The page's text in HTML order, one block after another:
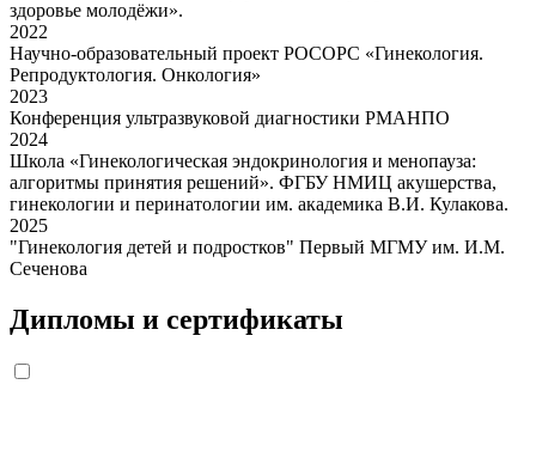
здоровье молодёжи».
2022
Научно-образовательный проект РОСОРС «Гинекология.
Репродуктология. Онкология»
2023
Конференция ультразвуковой диагностики РМАНПО
2024
Школа «Гинекологическая эндокринология и менопауза:
алгоритмы принятия решений». ФГБУ НМИЦ акушерства,
гинекологии и перинатологии им. академика В.И. Кулакова.
2025
"Гинекология детей и подростков" Первый МГМУ им. И.М.
Сеченова
Дипломы и сертификаты